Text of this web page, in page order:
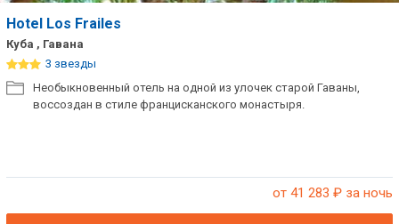
Hotel Los Frailes
Куба , Гавана
3 звезды
Необыкновенный отель на одной из улочек старой Гаваны,
воссоздан в стиле францисканского монастыря.
от 41 283 ₽ за ночь